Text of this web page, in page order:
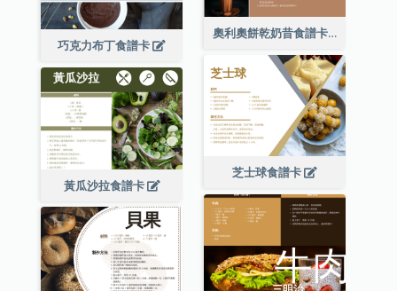
奧利奧餅乾奶昔食譜卡
巧克力布丁食譜卡
芝士球食譜卡
黃瓜沙拉食譜卡